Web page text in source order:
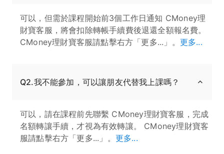
可以，但需於課程開始前3個工作日通知 CMoney理
財寶客服，將會扣除轉帳手續費後退還全額報名費。
CMoney理財寶客服請點擊右方「更多...」。 更多...
Q2.我不能參加，可以讓朋友代替我上課嗎？
可以，請在課程前先聯繫 CMoney理財寶客服，完成
名額轉讓手續，才視為有效轉讓。 CMoney理財寶客
服請點擊右方「更多...」。 更多...